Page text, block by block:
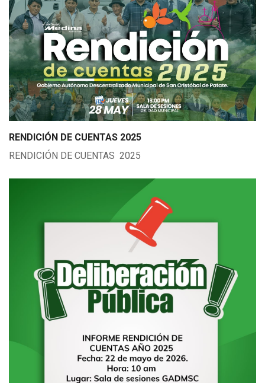
RENDICIÓN DE CUENTAS 2025
RENDICIÓN DE CUENTAS 2025